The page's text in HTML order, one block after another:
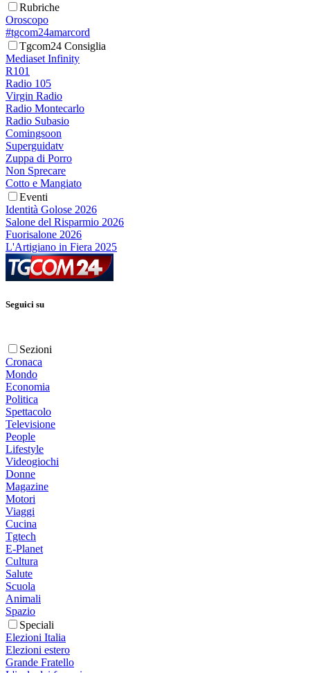
Rubriche
Oroscopo
#tgcom24amarcord
Tgcom24 Consiglia
Mediaset Infinity
R101
Radio 105
Virgin Radio
Radio Montecarlo
Radio Subasio
Comingsoon
Superguidatv
Zuppa di Porro
Non Sprecare
Cotto e Mangiato
Eventi
Identità Golose 2026
Salone del Risparmio 2026
Fuorisalone 2026
L'Artigiano in Fiera 2025
Seguici su
Sezioni
Cronaca
Mondo
Economia
Politica
Spettacolo
Televisione
People
Lifestyle
Videogiochi
Donne
Magazine
Motori
Viaggi
Cucina
Tgtech
E-Planet
Cultura
Salute
Scuola
Animali
Spazio
Speciali
Elezioni Italia
Elezioni estero
Grande Fratello